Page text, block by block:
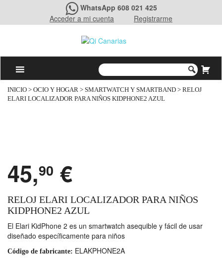
WhatsApp 608 021 425
Acceder a mi cuenta
Registrarme
INICIO > OCIO Y HOGAR > SMARTWATCH Y SMARTBAND > RELOJ
ELARI LOCALIZADOR PARA NIÑOS KIDPHONE2 AZUL
45,90 €
RELOJ ELARI LOCALIZADOR PARA NIÑOS
KIDPHONE2 AZUL
El Elari KidPhone 2 es un smartwatch asequible y fácil de usar
diseñado específicamente para niños
Código de fabricante: ELAKPHONE2A